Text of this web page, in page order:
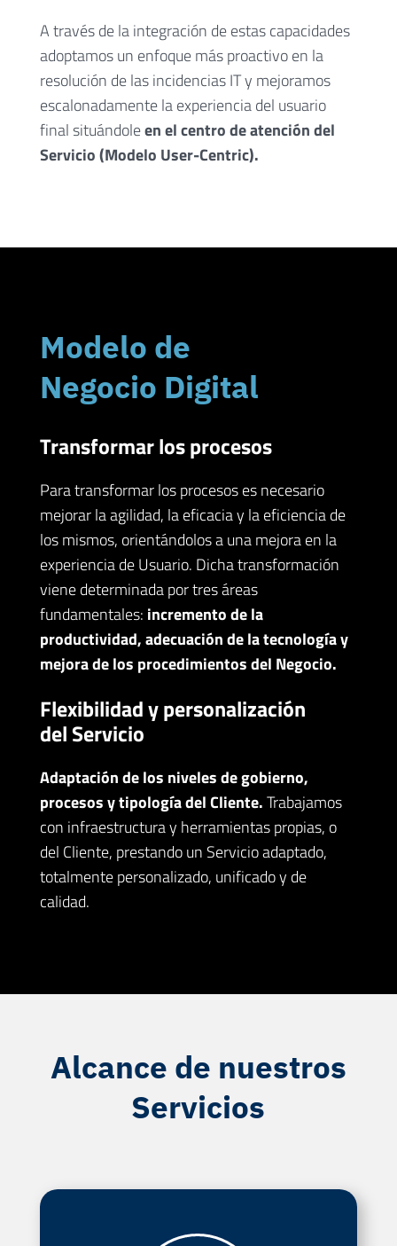
A través de la integración de estas capacidades
adoptamos un enfoque más proactivo en la
resolución de las incidencias IT y mejoramos
escalonadamente la experiencia del usuario
final situándoleen el centro de atención del
Servicio (Modelo User-Centric).
Modelo de
Negocio Digital
Transformar los procesos
Para transformar los procesos es necesario
mejorar la agilidad, la eficacia y la eficiencia de
los mismos, orientándolos a una mejora en la
experiencia de Usuario. Dicha transformación
viene determinada por tres áreas
fundamentales: incremento de la
productividad, adecuación de la tecnología y
mejora de los procedimientos del Negocio.
Flexibilidad y personalización
del Servicio
Adaptación de los niveles de gobierno,
procesos y tipología del Cliente.Trabajamos
con infraestructura y herramientas propias, o
del Cliente, prestando un Servicio adaptado,
totalmente personalizado, unificado y de
calidad.
Alcance de nuestros
Servicios